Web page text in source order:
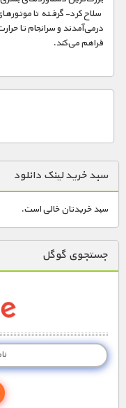
سلاح کرد- گرفته تا
درمی‌آمدند و سرانجام تا
فراهم می‌کند.
سبد خرید لینک دانلود
سبد خریدتان خالی است.
جستجوی گوگل